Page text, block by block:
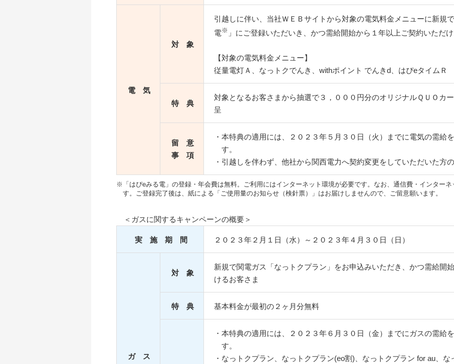
電 気
対 象
引越しに伴い、当社ＷＥＢサイトから対象の電気料金メニューに新規
電 ※ 」にご登録いただいき、かつ需給開始から１年以上ご契約いただ
【対象の電気料金メニュー】
従量電灯Ａ、なっトクでんき、withポイント でんきd、はぴeタイムＲ
特 典
対象となるお客さまから抽選で３，０００円分のオリジナルＱＵＯカ
呈
留 意
事 項
・本特典の適用には、２０２３年５月３０日（火）までに電気の需給
す。
・引越しを伴わず、他社から関西電力へ契約変更をしていただいた方
※「はぴeみる電」の登録・年会費は無料。ご利用にはインターネット環境が必要です。なお、通信費・インター
す。ご登録完了後は、紙による「ご使用量のお知らせ（検針票）」はお届けしませんので、ご留意願います。
＜ガスに関するキャンペーンの概要＞
実 施 期 間 ２０２３年２月１日（水）～２０２３年４月３０日（日）
ガ ス
対 象
新規で関電ガス「なっトクプラン」をお申込みいただき、かつ需給開
けるお客さま
特 典 基本料金が最初の２ヶ月分無料
・本特典の適用には、２０２３年６月３０日（金）までにガスの需給
す。
・なっトクプラン、なっトクプラン(eo割)、なっトクプラン for au、な